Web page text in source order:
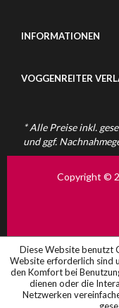
INFORMATIONEN
VOGGENREITER
* Alle Preise inkl.
und ggf.
Copyright ©
Diese Website benutzt
Website erforderlich sind
den Komfort bei
dienen oder die
Netzwerken